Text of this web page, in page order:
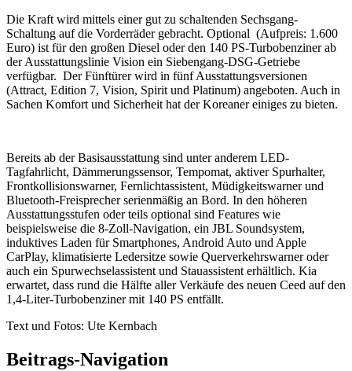
Die Kraft wird mittels einer gut zu schaltenden Sechsgang-
Schaltung auf die Vorderräder gebracht. Optional (Aufpreis: 1.600
Euro) ist für den großen Diesel oder den 140 PS-Turbobenziner ab
der Ausstattungslinie Vision ein Siebengang-DSG-Getriebe
verfügbar. Der Fünftürer wird in fünf Ausstattungsversionen
(Attract, Edition 7, Vision, Spirit und Platinum) angeboten. Auch in
Sachen Komfort und Sicherheit hat der Koreaner einiges zu bieten.
Bereits ab der Basisausstattung sind unter anderem LED-
Tagfahrlicht, Dämmerungssensor, Tempomat, aktiver Spurhalter,
Frontkollisionswarner, Fernlichtassistent, Müdigkeitswarner und
Bluetooth-Freisprecher serienmäßig an Bord. In den höheren
Ausstattungsstufen oder teils optional sind Features wie
beispielsweise die 8-Zoll-Navigation, ein JBL Soundsystem,
induktives Laden für Smartphones, Android Auto und Apple
CarPlay, klimatisierte Ledersitze sowie Querverkehrswarner oder
auch ein Spurwechselassistent und Stauassistent erhältlich. Kia
erwartet, dass rund die Hälfte aller Verkäufe des neuen Ceed auf den
1,4-Liter-Turbobenziner mit 140 PS entfällt.
Text und Fotos: Ute Kernbach
Beitrags-Navigation